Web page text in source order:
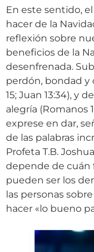
En este sentido,
hacer de la
reflexión sobre
beneficios de la
desenfrenada.
perdón, bondad y
15; Juan 13:34), y
alegría (Romanos
exprese en dar,
de las palabras
Profeta T.B.
depende de cuán
pueden ser los
las personas
hacer «lo bueno